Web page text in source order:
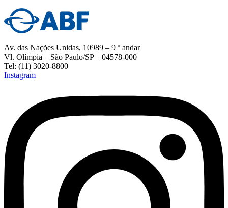
Av. das Nações Unidas, 10989 – 9 º andar
Vl. Olímpia – São Paulo/SP – 04578-000
Tel: (11) 3020-8800
Instagram